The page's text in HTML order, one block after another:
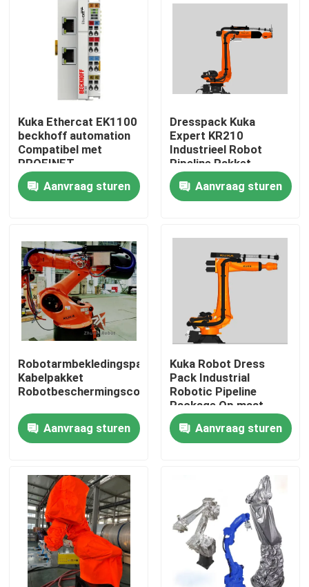
Thuis
Video's
VR-show
Over ons
Neem contact met ons op
Nieuws
Gevallen
Kuka Ethercat EK1100
beckhoff automation
Compatibel met
PROFINET
Aanvraag sturen
Dresspack Kuka
Expert KR210
Industrieel Robot
Pipeline Pakket
Aanvraag sturen
Robotarmbekledingspakket
Kabelpakket
Robotbeschermingscomponenten
Aanvraag sturen
Kuka Robot Dress
Pack Industrial
Robotic Pipeline
Package Op maat
gemaakt
Aanvraag sturen